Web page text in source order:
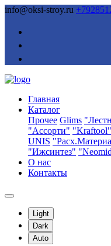
info@oksi-stroy.ru
Главная
Каталог
Прочее Glims
"Ассорти" "Kraftool"
UNIS
"Ижсинтез"
О нас
Контакты
Light
Dark
Auto